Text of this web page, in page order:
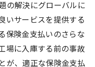
の解決にグローバルに
いサービスを提供する
保険金支払いのさらな
場に入庫する前の事故
が、適正な保険金支払